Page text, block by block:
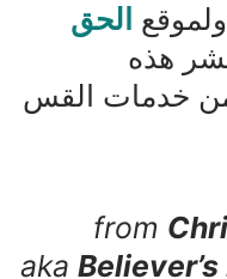
الحق
هذه
من خدمات القس
from
aka